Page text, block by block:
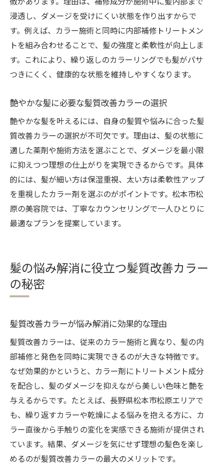
浸透し、ダメージを受けにくい状態を作り出すからで
す。例えば、カラー施術と同時に内部補修トリートメン
トを組み合わせることで、髪の強度と柔軟性が向上しま
す。これにより、繰り返しのカラーリングでも髪がパサ
つきにくく、健康的な状態を維持しやすくなります。
艶やかな髪に必要な髪質改善カラーの選択
艶やかな髪を叶えるには、自身の髪質や悩みに合った髪
質改善カラーの選択が不可欠です。理由は、髪の状態に
適した薬剤や施術方法を選ぶことで、ダメージを最小限
に抑えつつ理想の仕上がりを実現できるからです。具体
的には、髪が細い方は保湿重視、太い方は柔軟性アップ
を重視したカラー剤を選ぶのがポイントです。松本市松
原の美容院では、丁寧なカウンセリングで一人ひとりに
最適なプランを提案しています。
髪の悩み解消に役立つ髪質改善カラー
の秘密
髪質改善カラーが悩み解消に効果的な理由
髪質改善カラーは、従来のカラー施術と異なり、髪の内
部補修と発色を同時に実現できるのが大きな特徴です。
なぜ効果的かというと、カラー剤にトリートメント成分
を配合し、髪のダメージを抑えながら美しい色味と艶を
与えるからです。たとえば、長野県松本市松原エリアで
も、繰り返すカラーや乾燥による悩みを抱える方に、カ
ラー直後から手触りの変化を実感できる施術が提供され
ています。結果、ダメージを気にせず理想の髪色を楽し
めるのが髪質改善カラーの最大のメリットです。